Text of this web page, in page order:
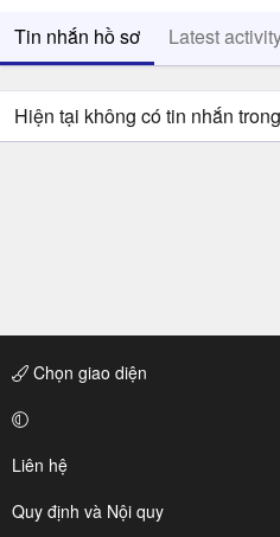
Tin nhắn hồ sơ Latest
Hiện tại không có tin nhắn
Chọn giao diện
Liên hệ
Quy định và Nội quy